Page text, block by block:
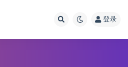
登录